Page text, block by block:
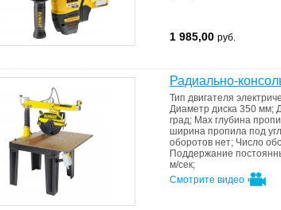
1 985,00 руб.
Радиально-
Тип двигателя
Диаметр диска 350 мм;
град; Max глубина
ширина пропила под
оборотов нет; Число
Поддержание
м/сек;
Смотрите видео